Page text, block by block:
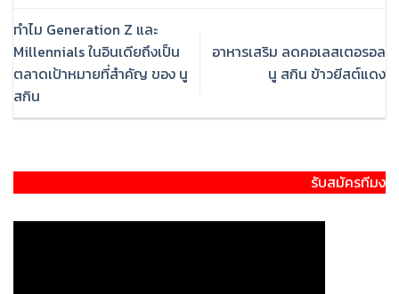
ทำไม Generation Z และ
Millennials ในอินเดียถึงเป็น
ตลาดเป้าหมายที่สำคัญ ของ นู
สกิน
อาหารเสริม ลดคอเลสเตอรอล
นู สกิน ข้าวยีสต์แดง
รับสมัครทีมงานทำตลาด